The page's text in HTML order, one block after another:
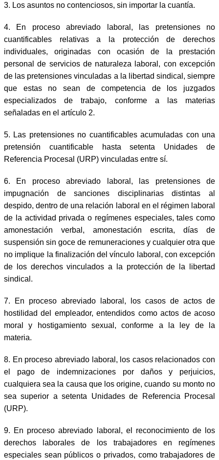
3. Los asuntos no contenciosos, sin importar la cuantía.
4. En proceso abreviado laboral, las pretensiones no
cuantificables relativas a la protección de derechos
individuales, originadas con ocasión de la prestación
personal de servicios de naturaleza laboral, con excepción
de las pretensiones vinculadas a la libertad sindical, siempre
que estas no sean de competencia de los juzgados
especializados de trabajo, conforme a las materias
señaladas en el artículo 2.
5. Las pretensiones no cuantificables acumuladas con una
pretensión cuantificable hasta setenta Unidades de
Referencia Procesal (URP) vinculadas entre sí.
6. En proceso abreviado laboral, las pretensiones de
impugnación de sanciones disciplinarias distintas al
despido, dentro de una relación laboral en el régimen laboral
de la actividad privada o regímenes especiales, tales como
amonestación verbal, amonestación escrita, días de
suspensión sin goce de remuneraciones y cualquier otra que
no implique la finalización del vínculo laboral, con excepción
de los derechos vinculados a la protección de la libertad
sindical.
7.
En proceso abreviado laboral, los casos de actos de
hostilidad del empleador, entendidos como actos de acoso
moral y hostigamiento sexual, conforme a la ley de la
materia.
8. En proceso abreviado laboral, los casos relacionados con
el pago de indemnizaciones por daños y perjuicios,
cualquiera sea la causa que los origine, cuando su monto no
sea superior a setenta Unidades de Referencia Procesal
(URP).
9. En proceso abreviado laboral, el reconocimiento de los
derechos laborales de los trabajadores en regímenes
especiales sean públicos o privados, como trabajadores de